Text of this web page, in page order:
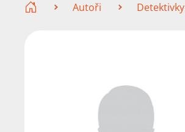
Autoři Detektivky